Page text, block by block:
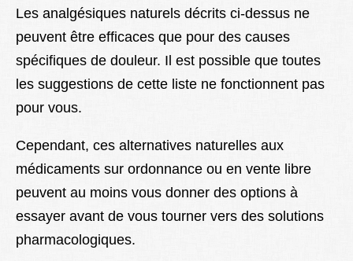
Les analgésiques naturels décrits ci-dessus ne
peuvent être efficaces que pour des causes
spécifiques de douleur. Il est possible que toutes
les suggestions de cette liste ne fonctionnent pas
pour vous.
Cependant, ces alternatives naturelles aux
médicaments sur ordonnance ou en vente libre
peuvent au moins vous donner des options à
essayer avant de vous tourner vers des solutions
pharmacologiques.